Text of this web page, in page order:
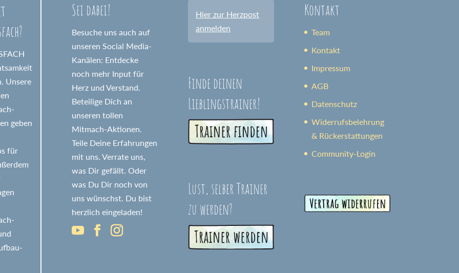
Unsere
geben
für
Sei dabei!
Besuche uns auch auf
unseren Social Media-
Kanälen: Entdecke
noch mehr Input für
Herz und Verstand.
Beteilige Dich an
unseren tollen
Mitmach-Aktionen.
Teile Deine Erfahrungen
mit uns. Verrate uns,
was Dir gefällt. Oder
was Du Dir noch von
uns wünschst. Du bist
herzlich eingeladen!
Hier zur Herzpost
anmelden
Finde deinen
Lieblingstrainer!
Lust, selber Trainer
zu werden?
Kontakt
Team
Kontakt
Impressum
AGB
Datenschutz
Widerrufsbelehrung
& Rückerstattungen
Community-Login